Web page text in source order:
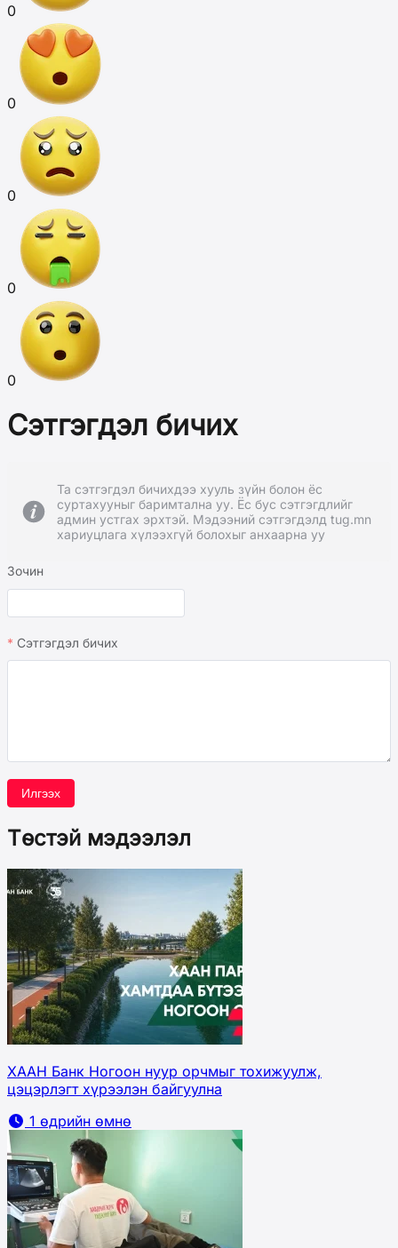
0
0
0
0
0
Сэтгэгдэл бичих
Та сэтгэгдэл бичихдээ хууль зүйн болон ёс
суртахууныг баримтална уу. Ёс бус сэтгэгдлийг
админ устгах эрхтэй. Мэдээний сэтгэгдэлд tug.mn
хариуцлага хүлээхгүй болохыг анхаарна уу
Зочин
Сэтгэгдэл бичих
Илгээх
Төстэй мэдээлэл
ХААН Банк Ногоон нуур орчмыг тохижуулж,
цэцэрлэгт хүрээлэн байгуулна
1 өдрийн өмнө